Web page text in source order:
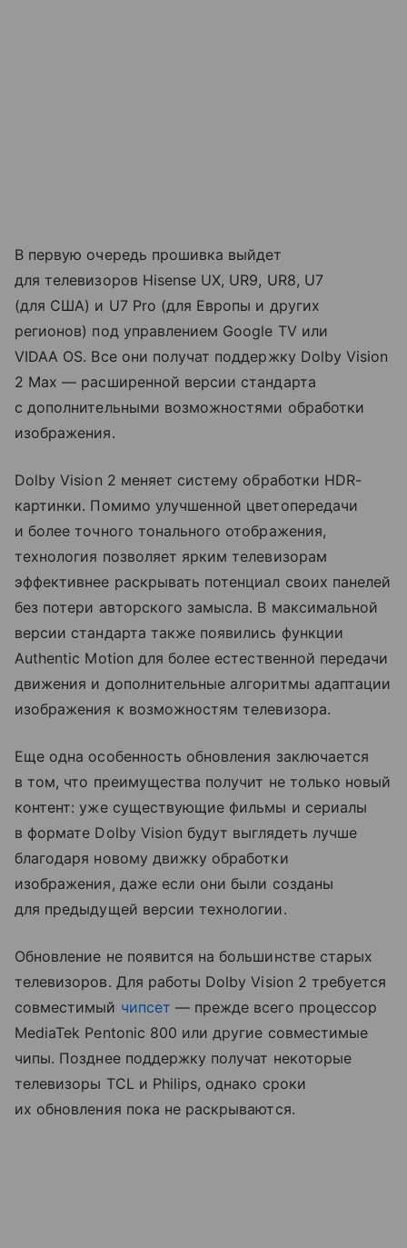
В первую очередь прошивка выйдет
для телевизоров Hisense UX, UR9, UR8, U7
(для США) и U7 Pro (для Европы и других
регионов) под управлением Google TV или
VIDAA OS. Все они получат поддержку Dolby Vision
2 Max — расширенной версии стандарта
с дополнительными возможностями обработки
изображения.
Dolby Vision 2 меняет систему обработки HDR-
картинки. Помимо улучшенной цветопередачи
и более точного тонального отображения,
технология позволяет ярким телевизорам
эффективнее раскрывать потенциал своих панелей
без потери авторского замысла. В максимальной
версии стандарта также появились функции
Authentic Motion для более естественной передачи
движения и дополнительные алгоритмы адаптации
изображения к возможностям телевизора.
Еще одна особенность обновления заключается
в том, что преимущества получит не только новый
контент: уже существующие фильмы и сериалы
в формате Dolby Vision будут выглядеть лучше
благодаря новому движку обработки
изображения, даже если они были созданы
для предыдущей версии технологии.
Обновление не появится на большинстве старых
телевизоров. Для работы Dolby Vision 2 требуется
совместимый чипсет — прежде всего процессор
MediaTek Pentonic 800 или другие совместимые
чипы. Позднее поддержку получат некоторые
телевизоры TCL и Philips, однако сроки
их обновления пока не раскрываются.